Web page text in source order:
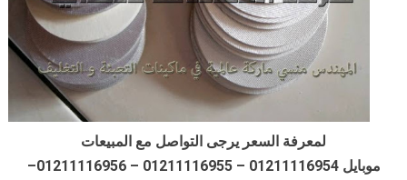
لمعرفة السعر يرجى التواصل مع المبيعات
موبايل 01211116954 – 01211116955 – 01211116956–